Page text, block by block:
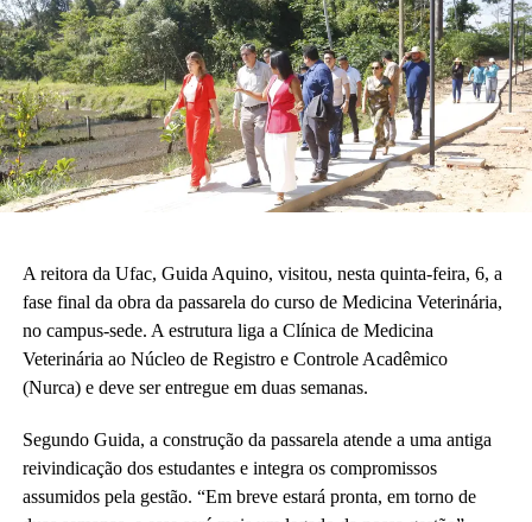
A reitora da Ufac, Guida Aquino, visitou, nesta quinta-feira, 6, a
fase final da obra da passarela do curso de Medicina Veterinária,
no campus-sede. A estrutura liga a Clínica de Medicina
Veterinária ao Núcleo de Registro e Controle Acadêmico
(Nurca) e deve ser entregue em duas semanas.
Segundo Guida, a construção da passarela atende a uma antiga
reivindicação dos estudantes e integra os compromissos
assumidos pela gestão. “Em breve estará pronta, em torno de